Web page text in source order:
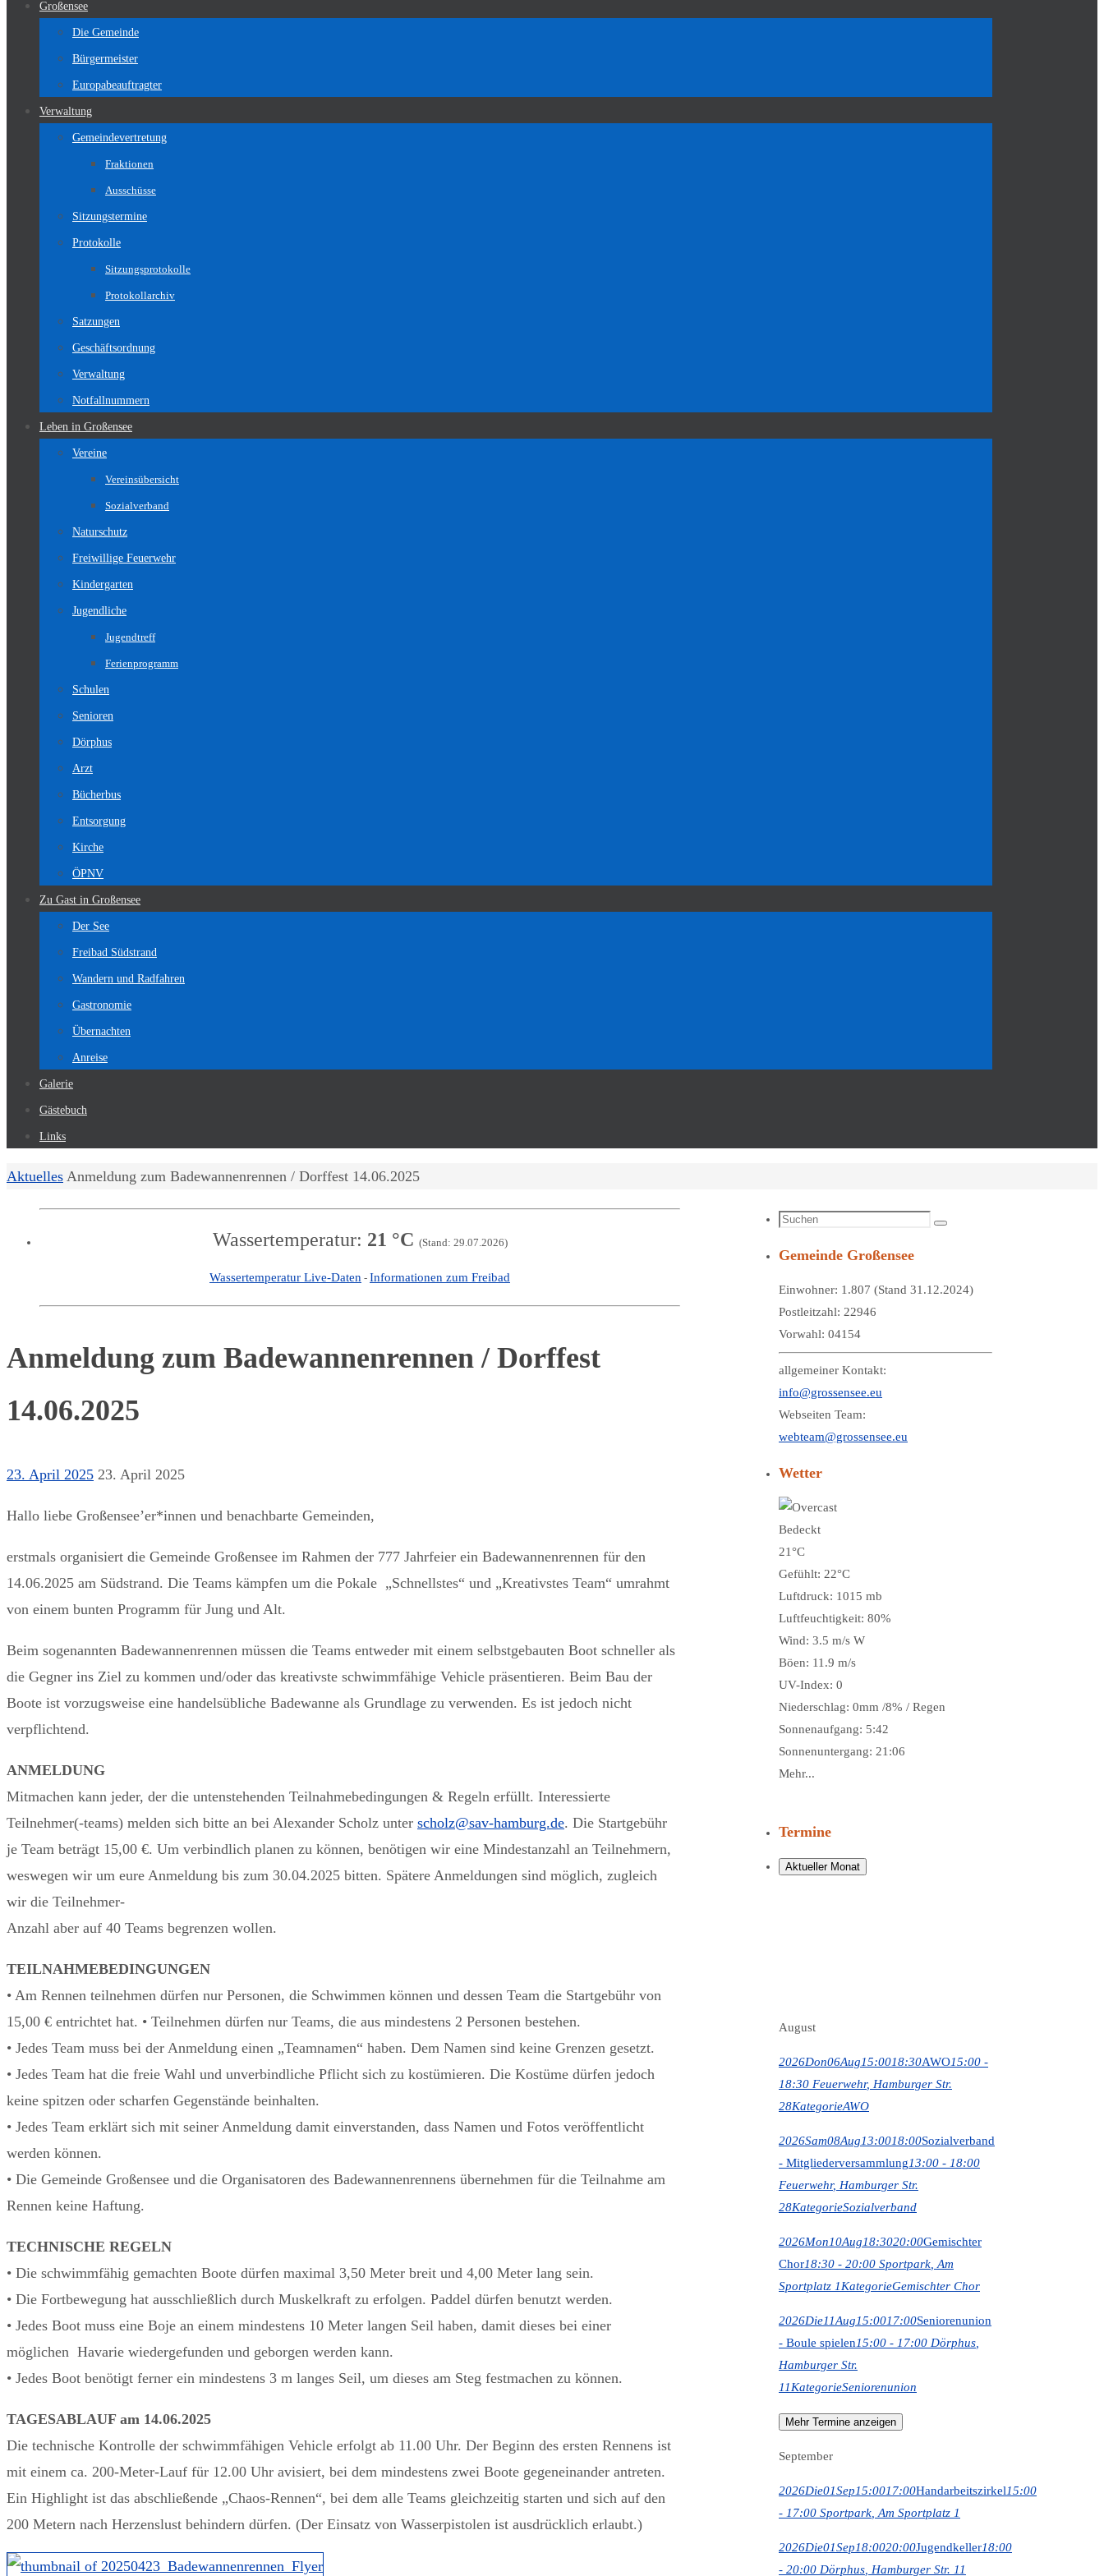
Großensee
Die Gemeinde
Bürgermeister
Europabeauftragter
Verwaltung
Gemeindevertretung
Fraktionen
Ausschüsse
Sitzungstermine
Protokolle
Sitzungsprotokolle
Protokollarchiv
Satzungen
Geschäftsordnung
Verwaltung
Notfallnummern
Leben in Großensee
Vereine
Vereinsübersicht
Sozialverband
Naturschutz
Freiwillige Feuerwehr
Kindergarten
Jugendliche
Jugendtreff
Ferienprogramm
Schulen
Senioren
Dörphus
Arzt
Bücherbus
Entsorgung
Kirche
ÖPNV
Zu Gast in Großensee
Der See
Freibad Südstrand
Wandern und Radfahren
Gastronomie
Übernachten
Anreise
Galerie
Gästebuch
Links
Start
Aktuelles Anmeldung zum Badewannenrennen / Dorffest 14.06.2025
Wassertemperatur: 21 °C (Stand: 29.07.2026)
Wassertemperatur Live-Daten - Informationen zum Freibad
Anmeldung zum Badewannenrennen / Dorffest
14.06.2025
23. April 2025 23. April 2025
Hallo liebe Großensee’er*innen und benachbarte Gemeinden,
erstmals organisiert die Gemeinde Großensee im Rahmen der 777 Jahrfeier ein Badewannenrennen für den
14.06.2025 am Südstrand. Die Teams kämpfen um die Pokale „Schnellstes“ und „Kreativstes Team“ umrahmt
von einem bunten Programm für Jung und Alt.
Beim sogenannten Badewannenrennen müssen die Teams entweder mit einem selbstgebauten Boot schneller als
die Gegner ins Ziel zu kommen und/oder das kreativste schwimmfähige Vehicle präsentieren. Beim Bau der
Boote ist vorzugsweise eine handelsübliche Badewanne als Grundlage zu verwenden. Es ist jedoch nicht
verpflichtend.
ANMELDUNG
Mitmachen kann jeder, der die untenstehenden Teilnahmebedingungen & Regeln erfüllt. Interessierte
Teilnehmer(-teams) melden sich bitte an bei Alexander Scholz unter scholz@sav-hamburg.de. Die Startgebühr
je Team beträgt 15,00 €. Um verbindlich planen zu können, benötigen wir eine Mindestanzahl an Teilnehmern,
weswegen wir um eure Anmeldung bis zum 30.04.2025 bitten. Spätere Anmeldungen sind möglich, zugleich
wir die Teilnehmer-
Anzahl aber auf 40 Teams begrenzen wollen.
TEILNAHMEBEDINGUNGEN
• Am Rennen teilnehmen dürfen nur Personen, die Schwimmen können und dessen Team die Startgebühr von
15,00 € entrichtet hat. • Teilnehmen dürfen nur Teams, die aus mindestens 2 Personen bestehen.
• Jedes Team muss bei der Anmeldung einen „Teamnamen“ haben. Dem Namen sind keine Grenzen gesetzt.
• Jedes Team hat die freie Wahl und unverbindliche Pflicht sich zu kostümieren. Die Kostüme dürfen jedoch
keine spitzen oder scharfen Gegenstände beinhalten.
• Jedes Team erklärt sich mit seiner Anmeldung damit einverstanden, dass Namen und Fotos veröffentlicht
werden können.
• Die Gemeinde Großensee und die Organisatoren des Badewannenrennens übernehmen für die Teilnahme am
Rennen keine Haftung.
TECHNISCHE REGELN
• Die schwimmfähig gemachten Boote dürfen maximal 3,50 Meter breit und 4,00 Meter lang sein.
• Die Fortbewegung hat ausschließlich durch Muskelkraft zu erfolgen. Paddel dürfen benutzt werden.
• Jedes Boot muss eine Boje an einem mindestens 10 Meter langen Seil haben, damit dieses bei einer
möglichen Havarie wiedergefunden und geborgen werden kann.
• Jedes Boot benötigt ferner ein mindestens 3 m langes Seil, um dieses am Steg festmachen zu können.
TAGESABLAUF am 14.06.2025
Die technische Kontrolle der schwimmfähigen Vehicle erfolgt ab 11.00 Uhr. Der Beginn des ersten Rennens ist
mit einem ca. 200-Meter-Lauf für 12.00 Uhr avisiert, bei dem mindestens zwei Boote gegeneinander antreten.
Ein Highlight ist das abschließende „Chaos-Rennen“, bei dem alle Teams gleichzeitig starten und sich auf den
200 Metern nach Herzenslust behindern dürfen. (Der Einsatz von Wasserpistolen ist ausdrücklich erlaubt.)
Suchen
Suchen
Gemeinde Großensee
Einwohner: 1.807 (Stand 31.12.2024)
Postleitzahl: 22946
Vorwahl: 04154
allgemeiner Kontakt:
info@grossensee.eu
Webseiten Team:
webteam@grossensee.eu
Wetter
Bedeckt
21°C
Gefühlt: 22°C
Luftdruck: 1015 mb
Luftfeuchtigkeit: 80%
Wind: 3.5 m/s W
Böen: 11.9 m/s
UV-Index: 0
Niederschlag: 0mm /8% / Regen
Sonnenaufgang: 5:42
Sonnenuntergang: 21:06
Mehr...
Termine
Aktueller Monat
August
2026Don06Aug15:0018:30AWO15:00 -
18:30 Feuerwehr, Hamburger Str.
28KategorieAWO
2026Sam08Aug13:0018:00Sozialverband
- Mitgliederversammlung13:00 - 18:00
Feuerwehr, Hamburger Str.
28KategorieSozialverband
2026Mon10Aug18:3020:00Gemischter
Chor18:30 - 20:00 Sportpark , Am
Sportplatz 1KategorieGemischter Chor
2026Die11Aug15:0017:00Seniorenunion
- Boule spielen15:00 - 17:00 Dörphus
Hamburger Str.
11KategorieSeniorenunion
Mehr Termine anzeigen
September
2026Die01Sep15:0017:00Handarbeitszirkel15:00
- 17:00 Sportpark , Am Sportplatz 1
2026Die01Sep18:0020:00Jugendkeller18:00
- 20:00 Dörphus , Hamburger Str. 11